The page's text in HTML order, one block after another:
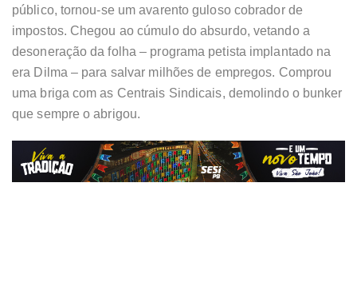
público, tornou-se um avarento guloso cobrador de
impostos. Chegou ao cúmulo do absurdo, vetando a
desoneração da folha – programa petista implantado na
era Dilma – para salvar milhões de empregos. Comprou
uma briga com as Centrais Sindicais, demolindo o bunker
que sempre o abrigou.